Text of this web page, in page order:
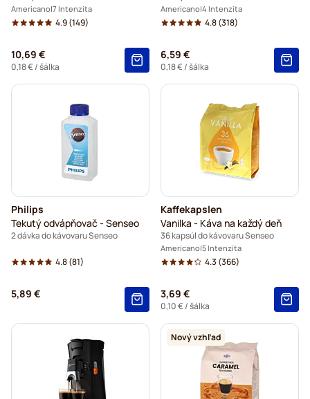
Americano 7 Intenzita
4.9(149)
10,69 €
0,18 €/ šálka
Americano 4 Intenzita
4.8(318)
6,59 €
0,18 €/ šálka
Philips
Tekutý odvápňovač - Senseo
2 dávka do kávovaru Senseo
4.8(81)
5,89 €
Kaffekapslen
Vanilka - Káva na každý deň
36 kapsúl do kávovaru Senseo
Americano 5 Intenzita
4.3 (366)
3,69 €
0,10 €/ šálka
Nový vzhľad